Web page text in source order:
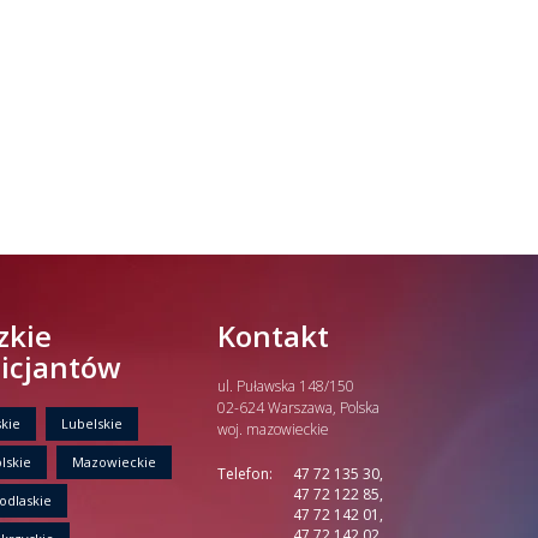
Lubelskie
Mazowieckie
Kontakt
ul. Puławska 148/150
02-624 Warszawa, Polska
woj. mazowieckie
Telefon:
47 72 135 30,
47 72 122 85,
47 72 142 01,